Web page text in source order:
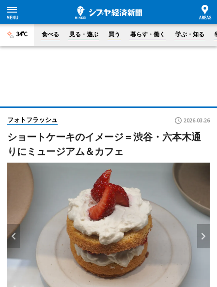
34°C 食べる 見る・遊ぶ 買う 暮らす・働く 学ぶ・知る
フォトフラッシュ 2026.03.26
ショートケーキのイメージ＝渋谷・六本木通
りにミュージアム＆カフェ